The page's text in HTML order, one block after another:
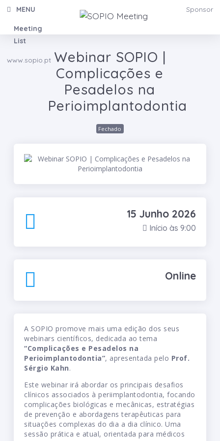
MENU
Meeting
List
www.sopio.pt
Sponsor
Webinar SOPIO |
Complicações e
Pesadelos na
Perioimplantodontia
Fechado
15 Junho 2026
Início às 9:00
Online
A SOPIO promove mais uma edição dos seus
webinars científicos, dedicada ao tema
“Complicações e Pesadelos na
Perioimplantodontia”, apresentada pelo Prof.
Sérgio Kahn.
Este webinar irá abordar os principais desafios
clínicos associados à periimplantodontia, focando
complicações biológicas e mecânicas, estratégias
de prevenção e abordagens terapêuticas para
situações complexas do dia a dia clínico. Uma
sessão prática e atual, orientada para médicos